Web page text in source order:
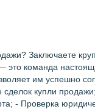
Заключаете
это команда
им успешно
купли
- Проверка